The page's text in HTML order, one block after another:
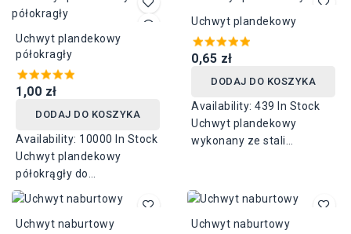
Uchwyt plandekowy
półokragły
1,00 zł
DODAJ DO KOSZYKA
Availability: 10000 In Stock
Uchwyt plandekowy
półokrągły do
zabezpieczania plandek
paskami. Wykonany ze
stali ocynkowanej.
Uchwyt plandekowy
0,65 zł
DODAJ DO KOSZYKA
Availability: 439 In Stock
Uchwyt plandekowy
wykonany ze stali
11mm, 15mm, 17mm.
Rozstaw otworów 34mm.
Uchwyt naburtowy
Uchwyt naburtowy